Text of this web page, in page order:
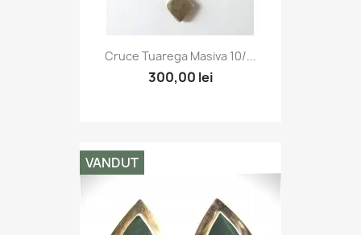
Cruce Tuarega Masiva 10/...
300,00 lei
VANDUT